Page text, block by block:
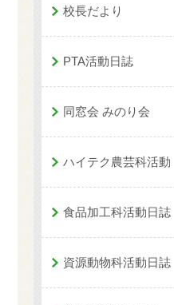
校長だより
PTA活動日誌
同窓会 みのり会
ハイテク農芸科活動
食品加工科活動日誌
資源動物科活動日誌